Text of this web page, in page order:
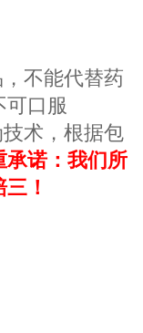
不能代替药
可口服
术，根据包
承诺：我们所
！